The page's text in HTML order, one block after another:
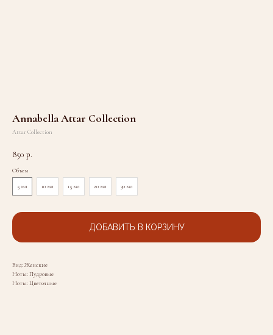
Annabella Attar Collection
Attar Collection
850 р.
Объем
5 мл 10 мл 15 мл 20 мл 30 мл
ДОБАВИТЬ В КОРЗИНУ
Вид: Женские
Ноты: Пудровые
Ноты: Цветочные